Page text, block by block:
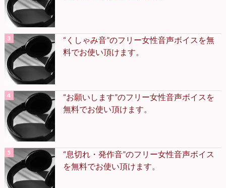
“くしゃみ音”のフリー女性音声ボイスを無
料でお使い頂けます。
“お願いします”のフリー女性音声ボイスを
無料でお使い頂けます。
“息切れ・発作音”のフリー女性音声ボイス
を無料でお使い頂けます。